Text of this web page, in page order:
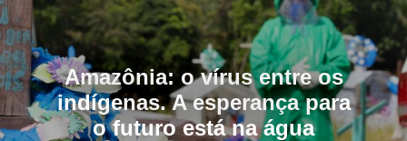
Amazônia: o vírus entre os
indígenas. A esperança para
o futuro está na água